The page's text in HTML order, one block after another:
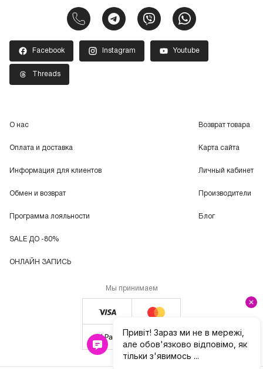
Facebook Instagram Youtube
Threads
О нас
Оплата и доставка
Информация для клиентов
Обмен и возврат
Программа лояльности
SALE ДО -80%
ОНЛАЙН ЗАПИСЬ
Возврат товара
Карта сайта
Личный кабинет
Производители
Блог
Мы принимаем